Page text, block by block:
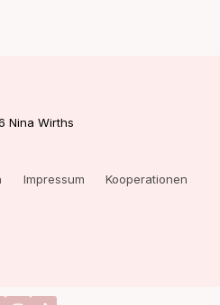
Nina Wirths
Impressum Kooperationen